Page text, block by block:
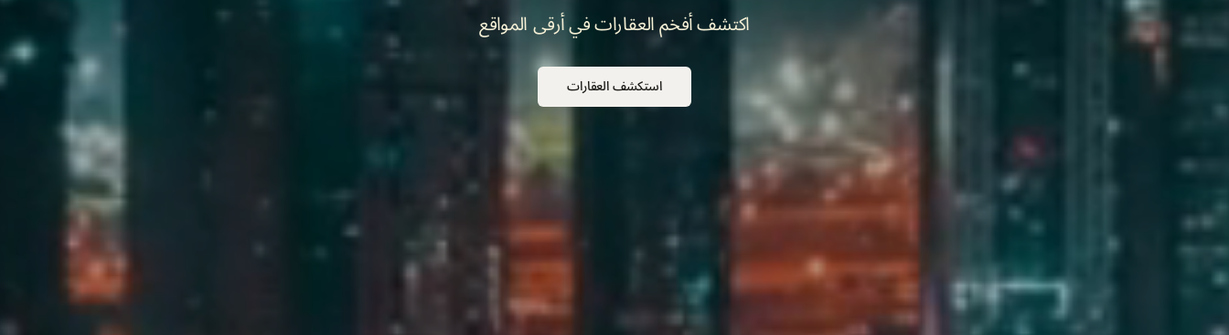
اكتشف أفخم العقارات في أرقى المواقع
استكشف العقارات